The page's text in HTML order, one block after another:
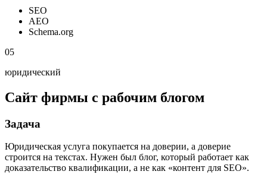
SEO
AEO
Schema.org
05
юридический
Сайт фирмы с рабочим блогом
Задача
Юридическая услуга покупается на доверии, а доверие
строится на текстах. Нужен был блог, который работает как
доказательство квалификации, а не как «контент для SEO».